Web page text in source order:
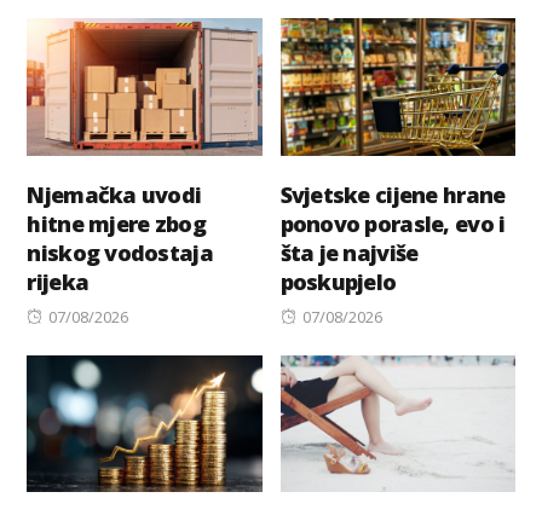
Njemačka uvodi
hitne mjere zbog
niskog vodostaja
rijeka
Posted
07/08/2026
Svjetske cijene hrane
ponovo porasle, evo i
šta je najviše
poskupjelo
Posted
07/08/2026